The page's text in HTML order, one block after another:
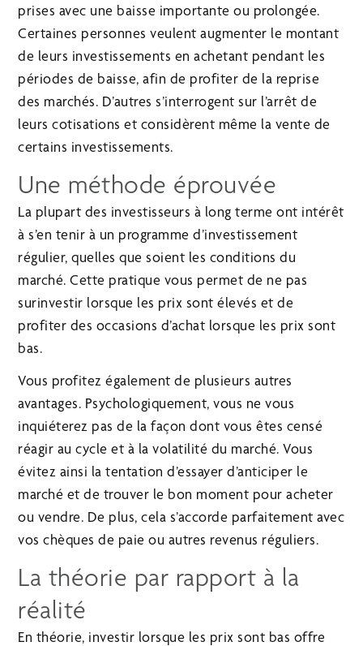
prises avec une baisse importante ou prolongée.
Certaines personnes veulent augmenter le montant
de leurs investissements en achetant pendant les
périodes de baisse, afin de profiter de la reprise
des marchés. D’autres s’interrogent sur l’arrêt de
leurs cotisations et considèrent même la vente de
certains investissements.
Une méthode éprouvée
La plupart des investisseurs à long terme ont intérêt
à s’en tenir à un programme d’investissement
régulier, quelles que soient les conditions du
marché. Cette pratique vous permet de ne pas
surinvestir lorsque les prix sont élevés et de
profiter des occasions d’achat lorsque les prix sont
bas.
Vous profitez également de plusieurs autres
avantages. Psychologiquement, vous ne vous
inquiéterez pas de la façon dont vous êtes censé
réagir au cycle et à la volatilité du marché. Vous
évitez ainsi la tentation d’essayer d’anticiper le
marché et de trouver le bon moment pour acheter
ou vendre. De plus, cela s’accorde parfaitement avec
vos chèques de paie ou autres revenus réguliers.
La théorie par rapport à la
réalité
En théorie, investir lorsque les prix sont bas offre